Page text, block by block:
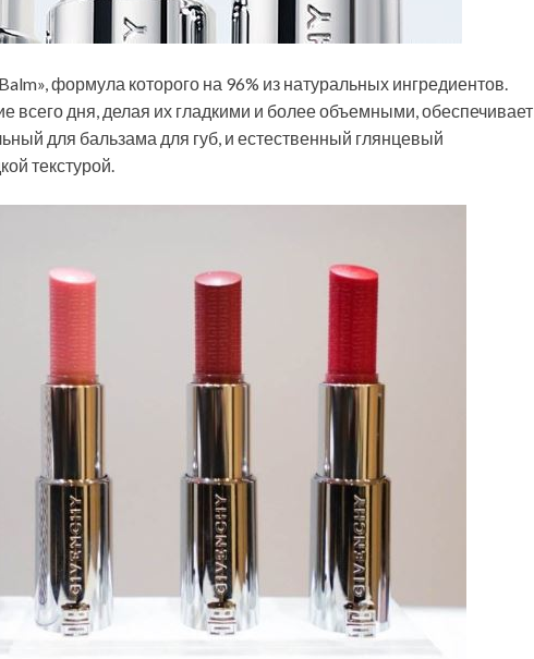
формула которого на 96% из натуральных ингредиентов.
всего дня, делая их гладкими и более объемными, обеспечивает
для бальзама для губ, и естественный глянцевый
текстурой.